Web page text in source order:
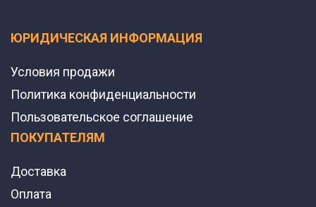
ЮРИДИЧЕСКАЯ ИНФОРМАЦИЯ
Условия продажи
Политика конфиденциальности
Пользовательское соглашение
ПОКУПАТЕЛЯМ
Доставка
Оплата